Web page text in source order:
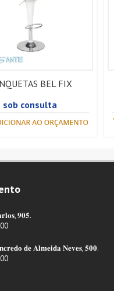
BEL FIX
sob consulta
𝟗𝟎𝟓.
𝐝𝐞 𝐀𝐥𝐦𝐞𝐢𝐝𝐚 𝐍𝐞𝐯𝐞𝐬, 𝟓𝟎𝟎.